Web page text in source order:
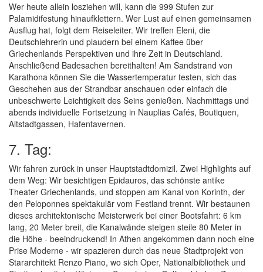
Wer heute allein losziehen will, kann die 999 Stufen zur
Palamidifestung hinaufklettern. Wer Lust auf einen gemeinsamen
Ausflug hat, folgt dem Reiseleiter. Wir treffen Eleni, die
Deutschlehrerin und plaudern bei einem Kaffee über
Griechenlands Perspektiven und ihre Zeit in Deutschland.
Anschließend Badesachen bereithalten! Am Sandstrand von
Karathona können Sie die Wassertemperatur testen, sich das
Geschehen aus der Strandbar anschauen oder einfach die
unbeschwerte Leichtigkeit des Seins genießen. Nachmittags und
abends individuelle Fortsetzung in Nauplias Cafés, Boutiquen,
Altstadtgassen, Hafentavernen.
7. Tag:
Wir fahren zurück in unser Hauptstadtdomizil. Zwei Highlights auf
dem Weg: Wir besichtigen Epidauros, das schönste antike
Theater Griechenlands, und stoppen am Kanal von Korinth, der
den Peloponnes spektakulär vom Festland trennt. Wir bestaunen
dieses architektonische Meisterwerk bei einer Bootsfahrt: 6 km
lang, 20 Meter breit, die Kanalwände steigen steile 80 Meter in
die Höhe - beeindruckend! In Athen angekommen dann noch eine
Prise Moderne - wir spazieren durch das neue Stadtprojekt von
Stararchitekt Renzo Piano, wo sich Oper, Nationalbibliothek und